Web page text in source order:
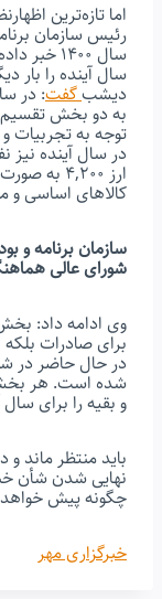
اما تازه‌ترین
رئیس سازمان
سال ۱۴۰۰
سال آینده را بار
دیشبگفت: در
به دو بخش
توجه به
در سال آینده نیز
ارز ۴,۲۰۰
کالاهای اساسی
سازمان برنامه
شورای عالی
وی ادامه داد: بخش
برای صادرات
در حال حاضر در
شده است. هر
و بقیه را برای
باید منتظر ماند
نهایی شدن شأن
چگونه پیش خواهد
خبرگزاری مهر